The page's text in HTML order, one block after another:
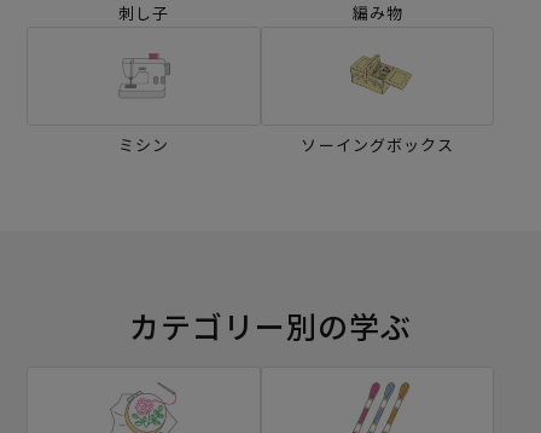
刺し子 編み物
ミシン ソーイングボックス
カテゴリー別の学ぶ